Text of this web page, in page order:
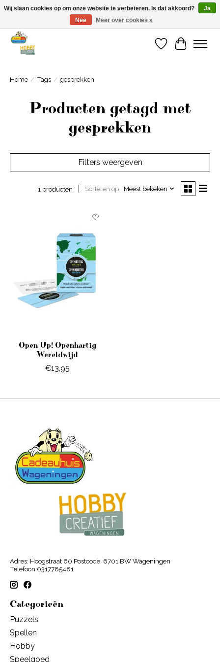
Welkom bij Cadeauhuis Wageningen
Verlanglijst
Home / Tags / gesprekken
Producten getagd met
gesprekken
Filters weergeven
1 producten Sorteren op Meest bekeken
Open Up! Openhartig
Wereldwijd
€13,95
Adres: Hoogstraat 60 Postcode: 6701 BW Wageningen
Telefoon:0317785481
Categorieën
Puzzels
Spellen
Hobby
Speelgoed
Wij slaan cookies op om onze website te verbeteren. Is dat akkoord?
Ja
Nee
Meer over cookies »